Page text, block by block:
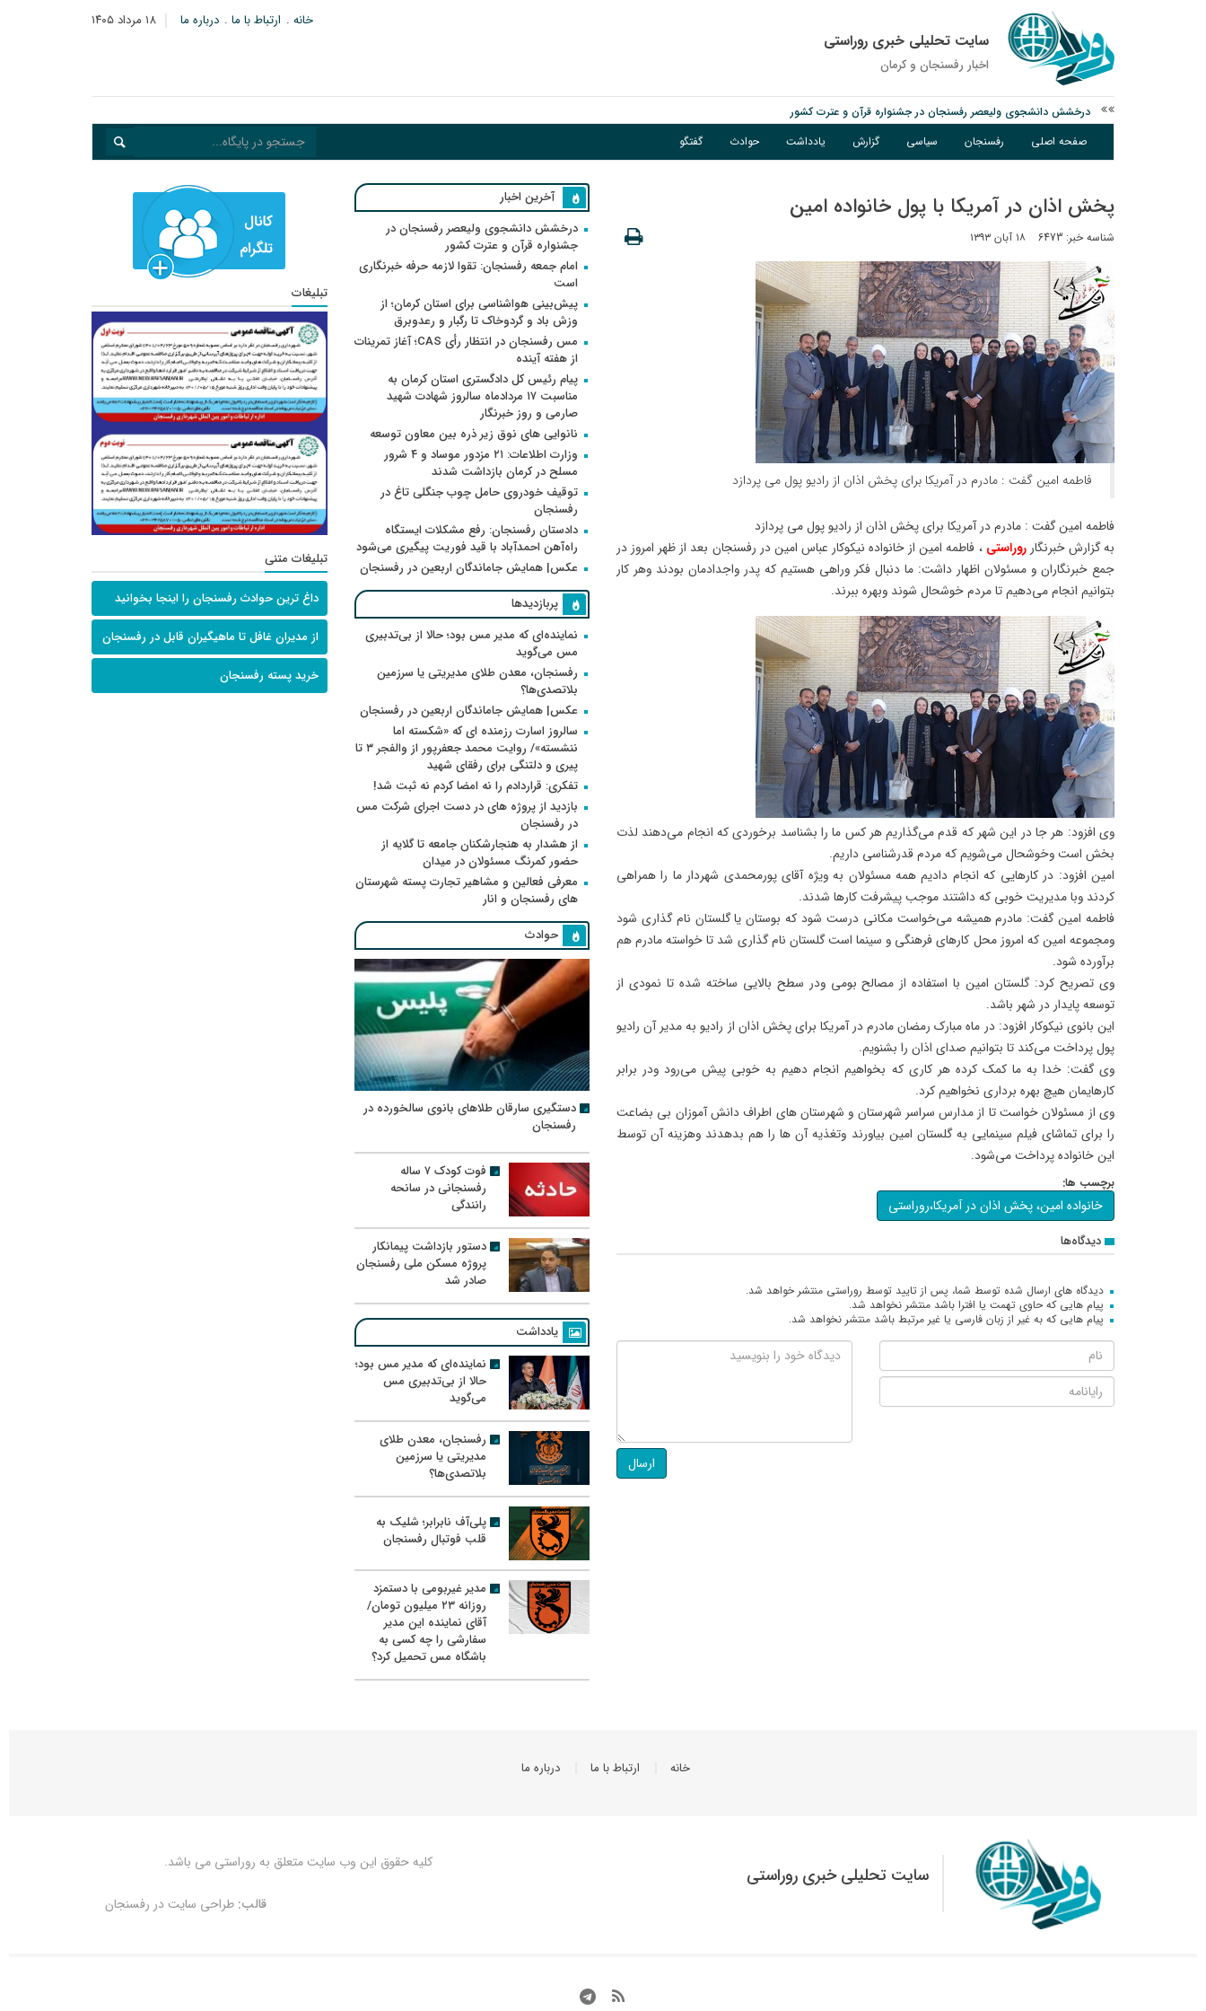
۱۸ مرداد ۱۴۰۵ خانه ارتباط با ما درباره ما
سایت تحلیلی خبری روراستی
اخبار رفسنجان و كرمان
درخشش دانشجوی ولیعصر رفسنجان در جشنواره قرآن و عترت کشور
امام جمعه رفسنجان: تقوا لازمه حرفه خبرنگاری است
پیش‌بینی هواشناسی برای استان کرمان؛ از وزش باد و گردوخاک تا رگبار و رعدوبرق
صفحه اصلی رفسنجان سیاسی گزارش یادداشت حوادث گفتگو
پخش اذان در آمریکا با پول خانواده امین
شناسه خبر: 6473 ۱۸ آبان ۱۳۹۳
فاطمه امین گفت : مادرم در آمریکا برای پخش اذان از رادیو پول می پردازد
فاطمه امین گفت : مادرم در آمریکا برای پخش اذان از رادیو پول می پردازد
به گزارش خبرنگارروراستی ، فاطمه امین از خانواده نیکوکار عباس امین در رفسنجان بعد از ظهر امروز در
جمع خبرنگاران و مسئولان اظهار داشت: ما دنبال فکر وراهی هستیم که پدر واجدادمان بودند وهر کار
بتوانیم انجام می‌دهیم تا مردم خوشحال شوند وبهره ببرند.
وی افزود: هر جا در این شهر که قدم می‌گذاریم هر کس ما را بشناسد برخوردی که انجام می‌دهند لذت
بخش است وخوشحال می‌شویم که مردم قدرشناسی داریم.
امین افزود: در کارهایی که انجام دادیم همه مسئولان به ویژه آقای پورمحمدی شهردار ما را همراهی
کردند وبا مدیریت خوبی که داشتند موجب پیشرفت کارها شدند.
فاطمه امین گفت: مادرم همیشه می‌خواست مکانی درست شود که بوستان یا گلستان نام گذاری شود
ومجموعه امین که امروز محل کارهای فرهنگی و سینما است گلستان نام گذاری شد تا خواسته مادرم هم
برآورده شود.
وی تصریح کرد: گلستان امین با استفاده از مصالح بومی ودر سطح بالایی ساخته شده تا نمودی از
توسعه پایدار در شهر باشد.
این بانوی نیکوکار افزود: در ماه مبارک رمضان مادرم در آمریکا برای پخش اذان از رادیو به مدیر آن رادیو
پول پرداخت می‌کند تا بتوانیم صدای اذان را بشنویم.
وی گفت: خدا به ما کمک کرده هر کاری که بخواهیم انجام دهیم به خوبی پیش می‌رود ودر برابر
کارهایمان هیچ بهره برداری نخواهیم کرد.
وی از مسئولان خواست تا از مدارس سراسر شهرستان و شهرستان های اطراف دانش آموزان بی بضاعت
را برای تماشای فیلم سینمایی به گلستان امین بیاورند وتغذیه آن ها را هم بدهدند وهزینه آن توسط
این خانواده پرداخت می‌شود.
برچسب ها:
خانواده امین، پخش اذان در آمریکا،روراستی
دیدگاه‌ها
دیدگاه های ارسال شده توسط شما، پس از تایید توسط روراستی منتشر خواهد شد.
پیام هایی که حاوی تهمت یا افترا باشد منتشر نخواهد شد.
پیام هایی که به غیر از زبان فارسی یا غیر مرتبط باشد منتشر نخواهد شد.
ارسال
آخرین اخبار
درخشش دانشجوی ولیعصر رفسنجان در
جشنواره قرآن و عترت کشور
امام جمعه رفسنجان: تقوا لازمه حرفه خبرنگاری
است
پیش‌بینی هواشناسی برای استان کرمان؛ از
وزش باد و گردوخاک تا رگبار و رعدوبرق
مس رفسنجان در انتظار رأی CAS؛ آغاز تمرینات
از هفته آینده
پیام رئیس کل دادگستری استان کرمان به
مناسبت ۱۷ مردادماه سالروز شهادت شهید
صارمی و روز خبرنگار
نانوایی های نوق زیر ذره بین معاون توسعه
وزارت اطلاعات: ۲۱ مزدور موساد و ۴ شرور
مسلح در کرمان بازداشت شدند
توقیف خودروی حامل چوب جنگلی تاغ در
رفسنجان
دادستان رفسنجان: رفع مشکلات ایستگاه
راه‌آهن احمدآباد با قید فوریت پیگیری می‌شود
عکس| همایش جاماندگان اربعین در رفسنجان
پربازدیدها
نماینده‌ای که مدیر مس بود؛ حالا از بی‌تدبیری
مس می‌گوید
رفسنجان، معدن طلای مدیریتی یا سرزمین
بلاتصدی‌ها؟
عکس| همایش جاماندگان اربعین در رفسنجان
سالروز اسارت رزمنده ای که «شکسته اما
ننشسته»/ روایت محمد جعفرپور از والفجر ۳ تا
پیری و دلتنگی برای رفقای شهید
تفکری: قراردادم را نه امضا کردم نه ثبت شد!
بازدید از پروژه های در دست اجرای شرکت مس
در رفسنجان
از هشدار به هنجارشکنان جامعه تا گلایه از
حضور کمرنگ مسئولان در میدان
معرفی فعالین و مشاهیر تجارت پسته شهرستان
های رفسنجان و انار
حوادث
دستگیری سارقان طلاهای بانوی سالخورده در
رفسنجان
فوت کودک ۷ ساله
رفسنجانی در سانحه
رانندگی
دستور بازداشت پیمانکار
پروژه مسکن ملی رفسنجان
صادر شد
یادداشت
نماینده‌ای که مدیر مس بود؛
حالا از بی‌تدبیری مس
می‌گوید
رفسنجان، معدن طلای
مدیریتی یا سرزمین
بلاتصدی‌ها؟
پلی‌آف نابرابر؛ شلیک به
قلب فوتبال رفسنجان
مدیر غیربومی با دستمزد
روزانه ۲۳ میلیون تومان/
آقای نماینده این مدیر
سفارشی را چه کسی به
باشگاه مس تحمیل کرد؟
تبلیغات
تبلیغات متنی
داغ ترین حوادث رفسنجان را اینجا بخوانید
از مدیران غافل تا ماهیگیران قابل در رفسنجان
خرید پسته رفسنجان
خانه ارتباط با ما درباره ما
سایت تحلیلی خبری روراستی
کلیه حقوق این وب سایت متعلق به روراستی می باشد.
قالب: طراحی سایت در رفسنجان